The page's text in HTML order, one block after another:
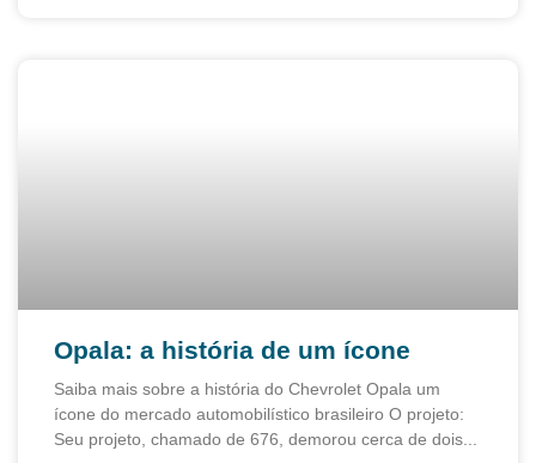
Opala: a história de um ícone
Saiba mais sobre a história do Chevrolet Opala um
ícone do mercado automobilístico brasileiro O projeto:
Seu projeto, chamado de 676, demorou cerca de dois